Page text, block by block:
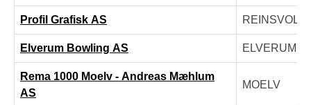
Profil Grafisk AS REINSVOLL
Elverum Bowling AS ELVERUM
Rema 1000 Moelv - Andreas Mæhlum
AS
MOELV